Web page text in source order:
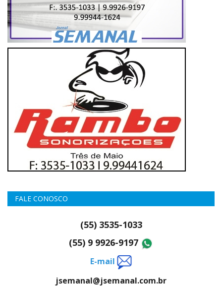
FALE CONOSCO
(55) 3535-1033
(55) 9 9926-9197
E-mail
jsemanal@jsemanal.com.br